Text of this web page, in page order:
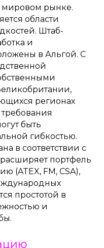
мировом рынке.
области
Штаб-
и
в Альгой. С
регионах
быть
гибкостью.
в соответствии с
расширяет портфель
(ATEX, FM, CSA),
простотой в
и